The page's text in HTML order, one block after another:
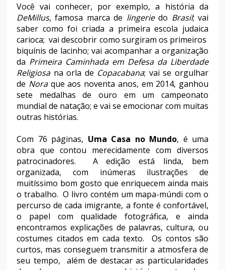
Você vai conhecer, por exemplo, a história da
DeMillus, famosa marca de lingeriedo Brasil; vai
saber como foi criada a primeira escola judaica
carioca; vai descobrir como surgiram os primeiros
biquínis de lacinho; vai acompanhar a organização
da Primeira Caminhada em Defesa da Liberdade
Religiosana orla de Copacabana; vai se orgulhar
de Nora que aos noventa anos, em 2014, ganhou
sete medalhas de ouro em um campeonato
mundial de natação; e vai se emocionar com muitas
outras histórias.
Com 76 páginas, Uma Casa no Mundo, é uma
obra que contou merecidamente com diversos
patrocinadores. A edição está linda, bem
organizada, com inúmeras ilustrações de
muitíssimo bom gosto que enriquecem ainda mais
o trabalho. O livro contém um mapa-múndi com o
percurso de cada imigrante, a fonte é confortável,
o papel com qualidade fotográfica, e ainda
encontramos explicações de palavras, cultura, ou
costumes citados em cada texto. Os contos são
curtos, mas conseguem transmitir a atmosfera de
seu tempo, além de destacar as particularidades